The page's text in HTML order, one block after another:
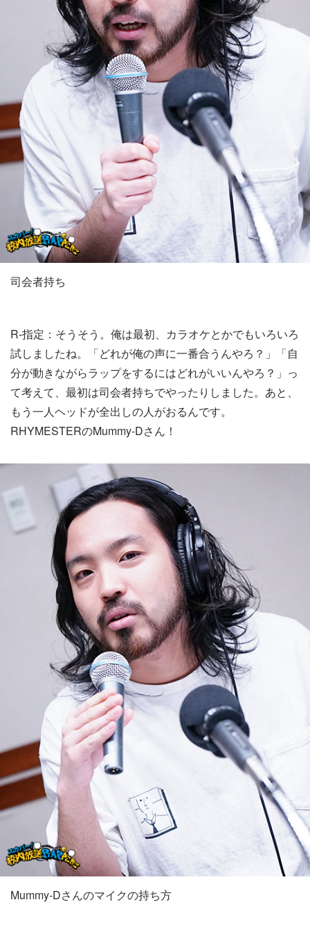
司会者持ち
R-指定：そうそう。俺は最初、カラオケとかでもいろいろ
試しましたね。「どれが俺の声に一番合うんやろ？」「自
分が動きながらラップをするにはどれがいいんやろ？」っ
て考えて、最初は司会者持ちでやったりしました。あと、
もう一人ヘッドが全出しの人がおるんです。
RHYMESTERのMummy-Dさん！
Mummy-Dさんのマイクの持ち方